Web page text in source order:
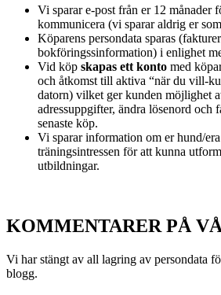
Vi sparar e-post från er 12 månader
kommunicera (vi sparar aldrig er
Köparens persondata sparas
bokföringssinformation) i enlighet
Vid köp skapas ett konto med
och åtkomst till aktiva “när du vill-
datorn) vilket ger kunden möjlighet
adressuppgifter, ändra lösenord och
senaste köp.
Vi sparar information om er hund/
träningsintressen för att kunna
utbildningar.
KOMMENTARER PÅ
Vi har stängt av all lagring av persondata
blogg.